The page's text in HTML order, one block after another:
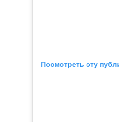
Посмотреть эту